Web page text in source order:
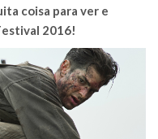
coisa para ver e
2016!